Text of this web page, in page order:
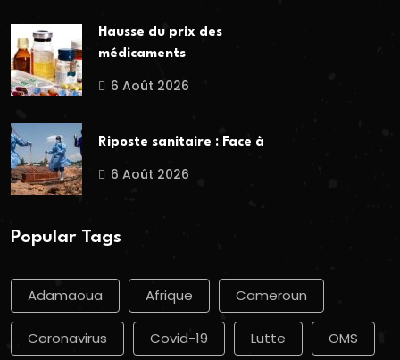
Hausse du prix des
médicaments
6 Août 2026
Riposte sanitaire : Face à
6 Août 2026
Popular Tags
Adamaoua Afrique Cameroun
Coronavirus Covid-19 Lutte OMS